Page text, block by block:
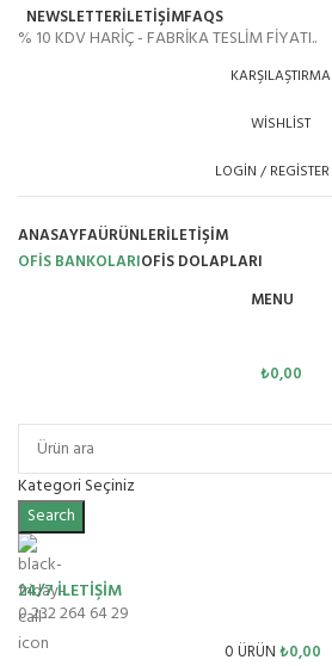
NEWSLETTERİLETİŞİMFAQS
% 10 KDV HARİÇ - FABRİKA TESLİM FİYATI..
KARŞILAŞTIRMA
WISHLIST
LOGIN / REGISTER
ANASAYFAÜRÜNLERİLETIŞIM
OFİS BANKOLARIOFIS DOLAPLARI
MENU
₺0,00
Kategori Seçiniz
Search
24/7 İLETİŞİM
0 232 264 64 29
0ÜRÜN₺0,00